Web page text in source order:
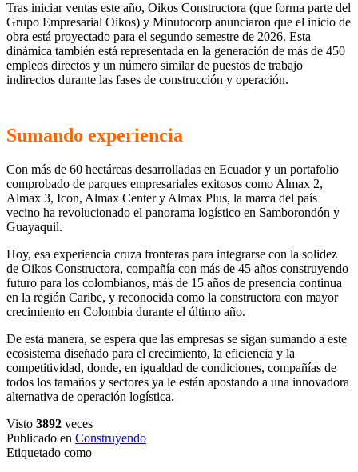
Tras iniciar ventas este año, Oikos Constructora (que forma parte del
Grupo Empresarial Oikos) y Minutocorp anunciaron que el inicio de
obra está proyectado para el segundo semestre de 2026. Esta
dinámica también está representada en la generación de más de 450
empleos directos y un número similar de puestos de trabajo
indirectos durante las fases de construcción y operación.
Sumando experiencia
Con más de 60 hectáreas desarrolladas en Ecuador y un portafolio
comprobado de parques empresariales exitosos como Almax 2,
Almax 3, Icon, Almax Center y Almax Plus, la marca del país
vecino ha revolucionado el panorama logístico en Samborondón y
Guayaquil.
Hoy, esa experiencia cruza fronteras para integrarse con la solidez
de Oikos Constructora, compañía con más de 45 años construyendo
futuro para los colombianos, más de 15 años de presencia continua
en la región Caribe, y reconocida como la constructora con mayor
crecimiento en Colombia durante el último año.
De esta manera, se espera que las empresas se sigan sumando a este
ecosistema diseñado para el crecimiento, la eficiencia y la
competitividad, donde, en igualdad de condiciones, compañías de
todos los tamaños y sectores ya le están apostando a una innovadora
alternativa de operación logística.
Visto 3892 veces
Publicado en Construyendo
Etiquetado como